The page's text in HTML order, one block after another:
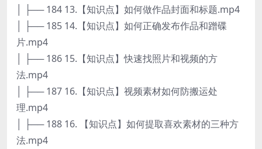
│ ├── 184 13.【知识点】如何做作品封面和标题.mp4
│ ├── 185 14.【知识点】如何正确发布作品和蹭碟
片.mp4
│ ├── 186 15.【知识点】快速找照片和视频的方
法.mp4
│ ├── 187 16.【知识点】视频素材如何防搬运处
理.mp4
│ ├── 188 16. 【知识点】如何提取喜欢素材的三种方
法.mp4